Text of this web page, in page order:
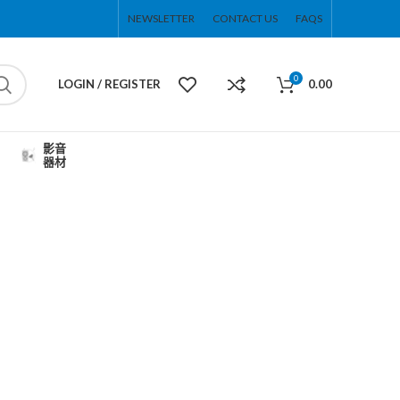
NEWSLETTER CONTACT US FAQS
LOGIN / REGISTER 0 0.00
影音
器材